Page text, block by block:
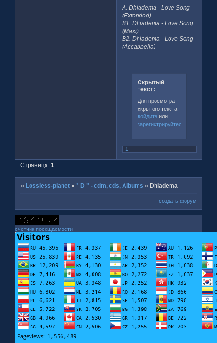
A. Dhiadema - Love Song
(Extended)
B1. Dhiadema - Love Song
(Maxi)
B2. Dhiadema - Love Song
(Accappella)
Скрытый
текст:
Для просмотра
скрытого текста -
войдитеили
зарегистрируйтесь
+1
Страница:1
»Lossless-planet » " D " - cdm, cds, Albums »Dhiadema
создать форум
счетчик посещаемости